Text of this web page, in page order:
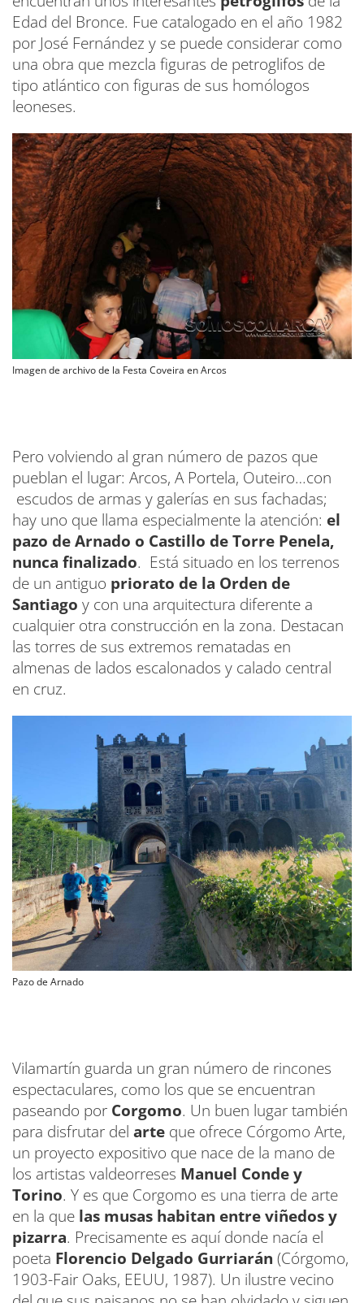
Edad del Bronce. Fue catalogado en el año 1982
por José Fernández y se puede considerar como
una obra que mezcla figuras de petroglifos de
tipo atlántico con figuras de sus homólogos
leoneses.
Imagen de archivo de la Festa Coveira en Arcos
Pero volviendo al gran número de pazos que
pueblan el lugar: Arcos, A Portela, Outeiro…con
escudos de armas y galerías en sus fachadas;
hay uno que llama especialmente la atención: el
pazo de Arnado o Castillo de Torre Penela,
nunca finalizado. Está situado en los terrenos
de un antiguo priorato de la Orden de
Santiago y con una arquitectura diferente a
cualquier otra construcción en la zona. Destacan
las torres de sus extremos rematadas en
almenas de lados escalonados y calado central
en cruz.
Pazo de Arnado
Vilamartín guarda un gran número de rincones
espectaculares, como los que se encuentran
paseando por Corgomo. Un buen lugar también
para disfrutar del arte que ofrece Córgomo Arte,
un proyecto expositivo que nace de la mano de
los artistas valdeorreses Manuel Conde y
Torino. Y es que Corgomo es una tierra de arte
en la que las musas habitan entre viñedos y
pizarra. Precisamente es aquí donde nacía el
poeta Florencio Delgado Gurriarán (Córgomo,
1903-Fair Oaks, EEUU, 1987). Un ilustre vecino